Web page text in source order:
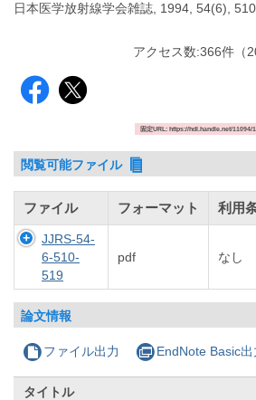
日本医学放射線学会雑誌, 1994, 54(6),
アクセス数:366件 （
固定URL: https://hdl.handle.net/11094/
閲覧可能ファイル
ファイル フォーマット 利用
JJRS-54-
6-510-
519
pdf なし
論文情報
ファイル出力 EndNote Basic出
タイトル